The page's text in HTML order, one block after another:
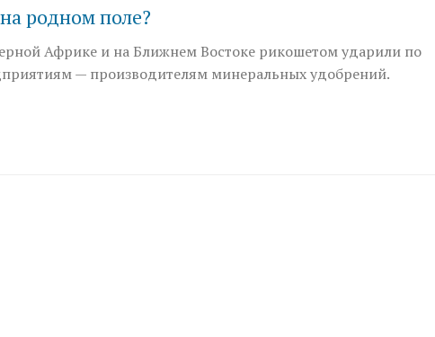
родном поле?
Африке и на Ближнем Востоке рикошетом ударили по
— производителям минеральных удобрений.